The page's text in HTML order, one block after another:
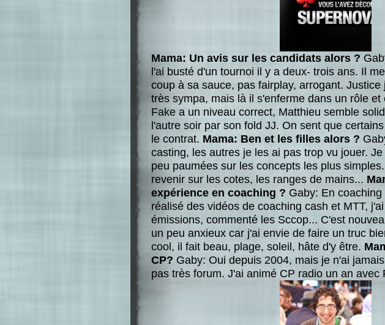
Mama: Un avis sur les candidats alors ?
l'ai busté d'un tournoi il y a deux- trois ans. Il
coup à sa sauce, pas fairplay, arrogant. Justice
très sympa, mais là il s'enferme dans un rôle
Fake a un niveau correct, Matthieu semble
l'autre soir par son fold JJ. On sent que
le contrat. Mama: Ben et les filles alors ?
casting, les autres je les ai pas trop vu jouer.
peu paumées sur les concepts les plus
revenir sur les cotes, les ranges de mains...
expérience en coaching ? Gaby: En
réalisé des vidéos de coaching cash et MTT,
émissions, commenté les Sccop... C'est
un peu anxieux car j'ai envie de faire un truc
cool, il fait beau, plage, soleil, hâte d'y être.
CP? Gaby: Oui depuis 2004, mais je n'ai
pas très forum. J'ai animé CP radio un an avec